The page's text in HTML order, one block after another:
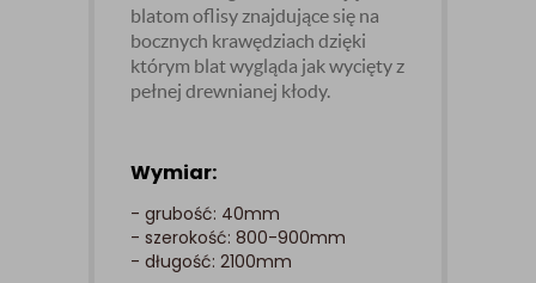
blatom oflisy znajdujące się na
bocznych krawędziach dzięki
którym blat wygląda jak wycięty z
pełnej drewnianej kłody.
Wymiar:
- grubość: 40mm
- szerokość: 800-900mm
- długość: 2100mm